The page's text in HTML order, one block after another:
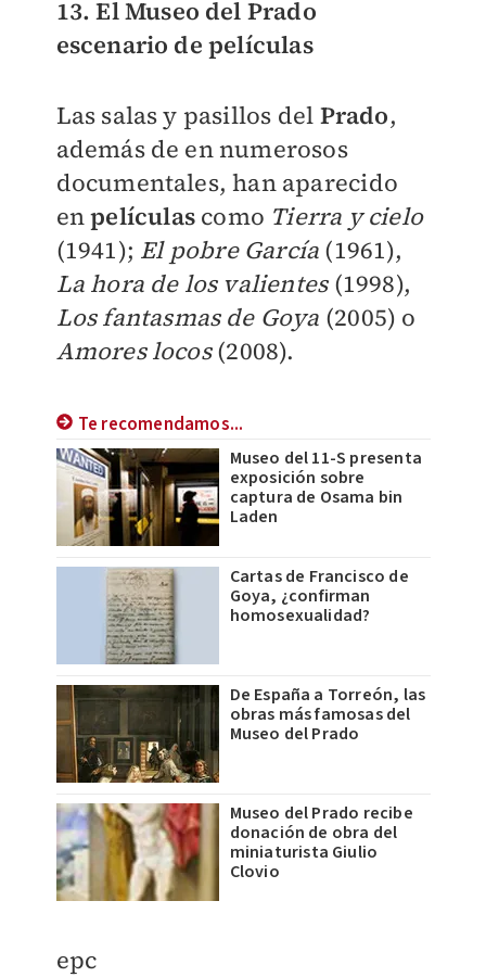
13. El Museo del Prado
escenario de películas
Las salas y pasillos del Prado,
además de en numerosos
documentales, han aparecido
enpelículascomo Tierra y cielo
(1941); El pobre García (1961),
La hora de los valientes(1998),
Los fantasmas de Goya (2005) o
Amores locos(2008).
Te recomendamos...
Museo del 11-S presenta
exposición sobre
captura de Osama bin
Laden
Cartas de Francisco de
Goya, ¿confirman
homosexualidad?
De España a Torreón, las
obras más famosas del
Museo del Prado
Museo del Prado recibe
donación de obra del
miniaturista Giulio
Clovio
​epc